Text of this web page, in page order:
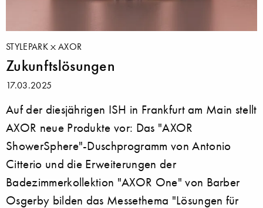
STYLEPARK AXOR
Zukunftslösungen
17.03.2025
Auf der diesjährigen ISH in Frankfurt am Main stellt
AXOR neue Produkte vor: Das "AXOR
ShowerSphere"-Duschprogramm von Antonio
Citterio und die Erweiterungen der
Badezimmerkollektion "AXOR One" von Barber
Osgerby bilden das Messethema "Lösungen für